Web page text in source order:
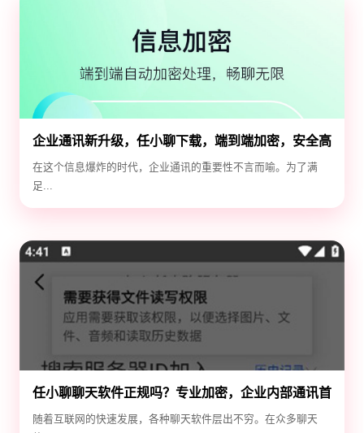
企业通讯新升级，任小聊下载，端到端加密，安全高
效！
在这个信息爆炸的时代，企业通讯的重要性不言而喻。为了满
足...
任小聊聊天软件正规吗？专业加密，企业内部通讯首
选！
随着互联网的快速发展，各种聊天软件层出不穷。在众多聊天